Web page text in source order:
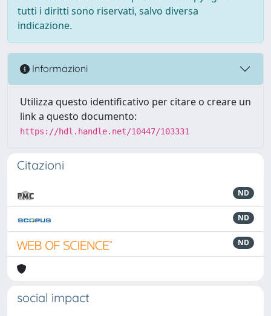
tutti i diritti sono riservati, salvo diversa
indicazione.
Informazioni
Utilizza questo identificativo per citare o creare un
link a questo documento:
https://hdl.handle.net/10447/103331
Citazioni
ND
ND
ND
social impact